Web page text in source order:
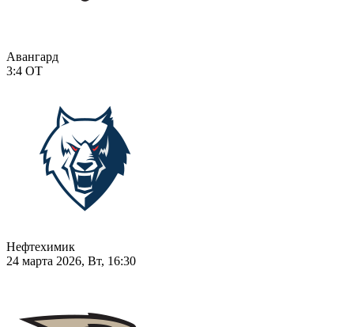
Авангард
3:4 ОТ
Нефтехимик
24 марта 2026, Вт, 16:30